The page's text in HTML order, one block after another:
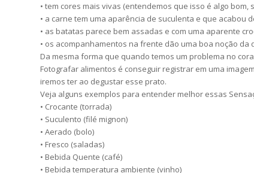
• tem cores mais vivas (entendemos que isso é algo bom,
• a carne tem uma aparência de suculenta e que acabou
• as batatas parece bem assadas e com uma aparente
• os acompanhamentos na frente dão uma boa noção da
Da mesma forma que quando temos um problema no
Fotografar alimentos é conseguir registrar em uma
iremos ter ao degustar esse prato.
Veja alguns exemplos para entender melhor essas
• Crocante (torrada)
• Suculento (filé mignon)
• Aerado (bolo)
• Fresco (saladas)
• Bebida Quente (café)
• Bebida temperatura ambiente (vinho)